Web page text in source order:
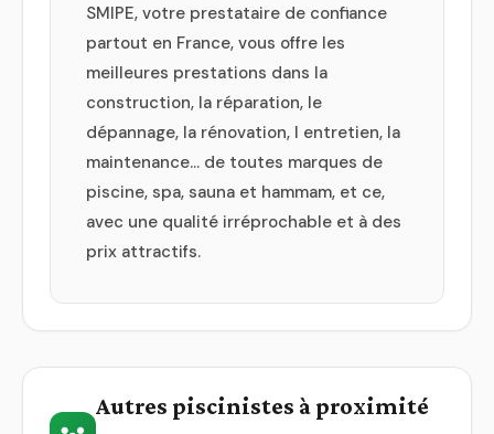
SMIPE, votre prestataire de confiance
partout en France, vous offre les
meilleures prestations dans la
construction, la réparation, le
dépannage, la rénovation, l entretien, la
maintenance… de toutes marques de
piscine, spa, sauna et hammam, et ce,
avec une qualité irréprochable et à des
prix attractifs.
Autres piscinistes à proximité